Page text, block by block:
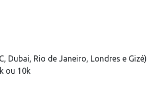
Dubai, Rio de Janeiro, Londres e Gizé)
ou 10k